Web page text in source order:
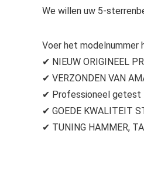
We willen uw 5-
Voer het modelnummer
✔ NIEUW ORIGINEEL
✔ VERZONDEN VAN
✔ Professioneel getest
✔ GOEDE KWALITEIT
✔ TUNING HAMMER,